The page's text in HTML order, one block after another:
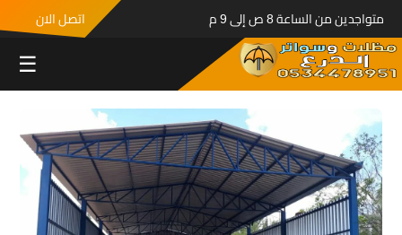
متواجدين من الساعة 8 ص إلى 9 م اتصل الان
☰